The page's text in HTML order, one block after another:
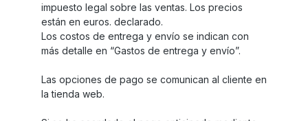
impuesto legal sobre las ventas. Los precios
están en euros. declarado.
Los costos de entrega y envío se indican con
más detalle en “Gastos de entrega y envío”.
Las opciones de pago se comunican al cliente en
la tienda web.